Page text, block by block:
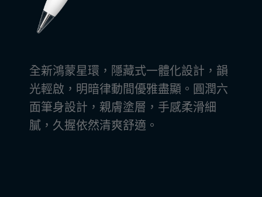
全新鴻蒙星環，隱藏式一體化設計，韻
光輕啟，明暗律動間優雅盡顯。圓潤六
面筆身設計，親膚塗層，手感柔滑細
膩，久握依然清爽舒⁠適。